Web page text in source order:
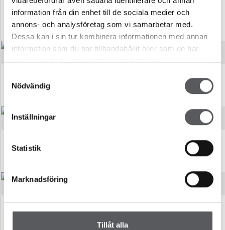
information från din enhet till de sociala medier och
annons- och analysföretag som vi samarbetar med.
Dessa kan i sin tur kombinera informationen med annan
information som du har tillhandahållit eller som de har
samlat in när du har använt deras tjänster.
Nödvändig
Inställningar
Statistik
Marknadsföring
Tillåt alla
FAMILIÆR 158 TRADISJONELL
157.5m² 160.1m²
165.3m²
TRANAN TORNSEGLAREN
GULHAKEN FALKEN
191